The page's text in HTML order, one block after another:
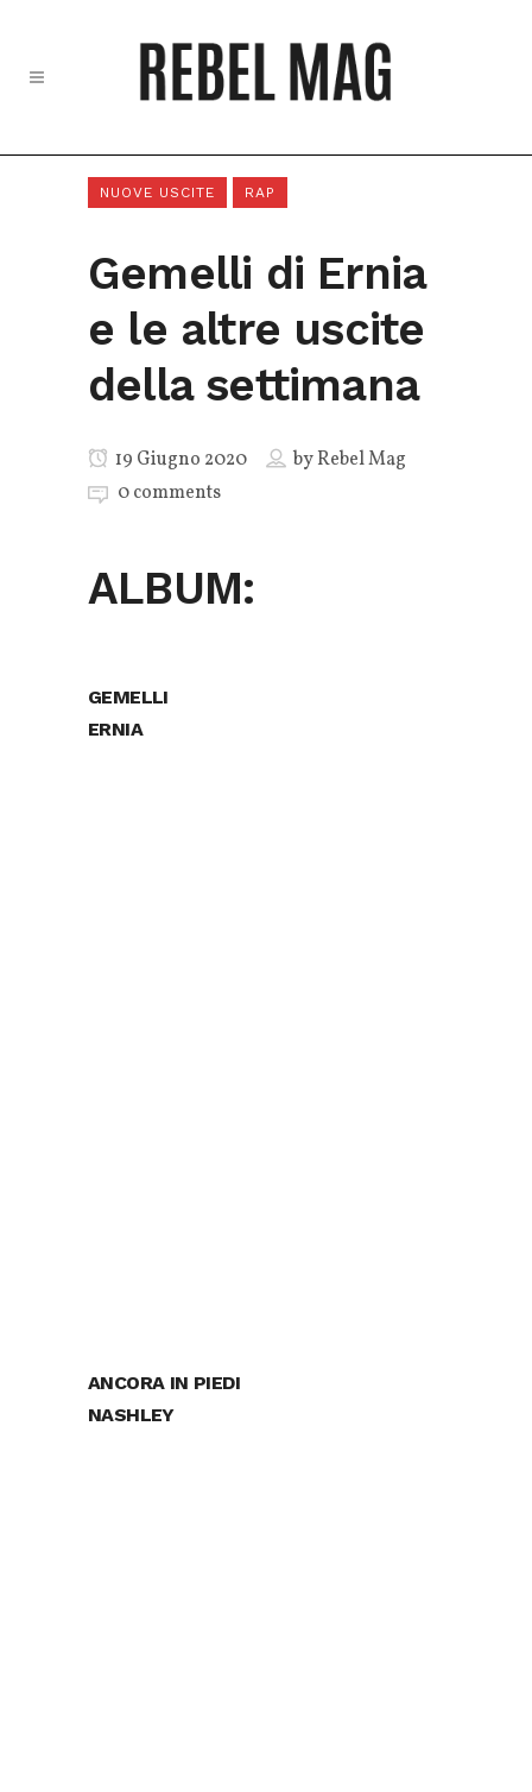
NUOVE USCITE RAP
Gemelli di Ernia
e le altre uscite
della settimana
19 Giugno 2020 byRebel Mag
0 comments
ALBUM:
GEMELLI
ERNIA
ANCORA IN PIEDI
NASHLEY